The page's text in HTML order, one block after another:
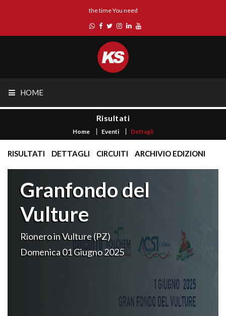
the time You need
HOME
Risultati
Home Eventi Dettagli
RISULTATI DETTAGLI CIRCUITI ARCHIVIO EDIZIONI
Granfondo del
Vulture
Rionero in Vulture (PZ)
Domenica 01 Giugno 2025